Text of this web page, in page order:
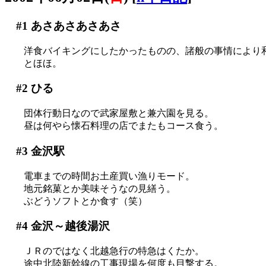
#1 あさあさあさあさ
洋食バイキングにしたかったものの、諸般の事情により
とほほ。
#2 ひる
団体行動日なので武家屋敷と兼六園を見る。
昼は何やら懐石料理の店でまたもコース食う。
#3 金沢駅
電車までの時間お土産買い漁りモード。
地元銘菓とか美味そうなの見繕う。
ぶどうソフトとか食す（笑）
#4金沢～越後湯沢
ＪＲのではなく北越急行の特急はくたか。
途中北陸新幹線の工事現場を何度も目撃する。